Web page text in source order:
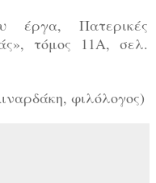
έργα, Πατερικές
τόμος 11Α, σελ.
φιλόλογος)